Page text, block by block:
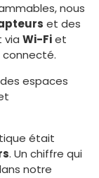
nous
et des
via Wi-Fiet
connecté.
espaces
était
. Un chiffre qui
notre